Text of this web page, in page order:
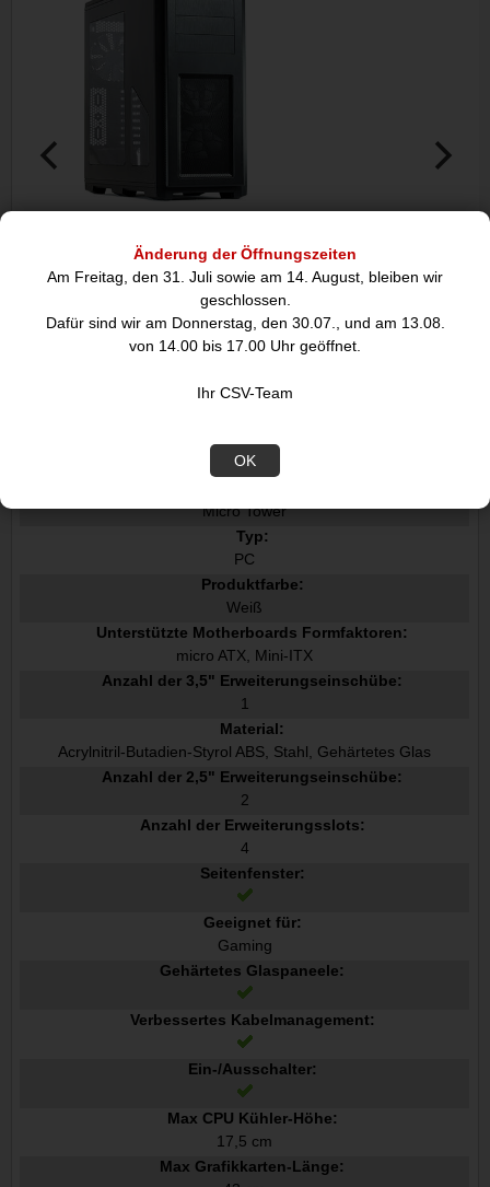
Änderung der Öffnungszeiten
Am Freitag, den 31. Juli sowie am 14. August, bleiben wir
geschlossen.
Dafür sind wir am Donnerstag, den 30.07., und am 13.08.
von 14.00 bis 17.00 Uhr geöffnet.
Ihr CSV-Team
OK
Acrylfenster
123,07 €
Phanteks
Design
Micro Tower
Typ:
PC
Produktfarbe:
Weiß
Unterstützte Motherboards Formfaktoren:
micro ATX, Mini-ITX
Anzahl der 3,5" Erweiterungseinschübe:
1
Material:
Acrylnitril-Butadien-Styrol ABS, Stahl, Gehärtetes Glas
Anzahl der 2,5" Erweiterungseinschübe:
2
Anzahl der Erweiterungsslots:
4
Seitenfenster:
Geeignet für:
Gaming
Gehärtetes Glaspaneele:
Verbessertes Kabelmanagement:
Ein-/Ausschalter:
Max CPU Kühler-Höhe:
17,5 cm
Max Grafikkarten-Länge: